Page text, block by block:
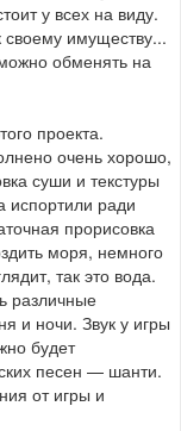
у всех на виду.
своему имуществу...
обменять на
проекта.
очень хорошо,
суши и текстуры
испортили ради
прорисовка
моря, немного
так это вода.
различные
и ночи. Звук у игры
будет
песен — шанти.
от игры и